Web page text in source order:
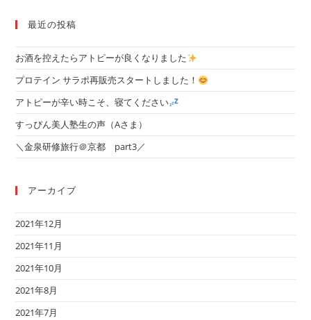
最近の投稿
お酒を控えたらアトピーが良くなりました
プロテイン サラポ再販売スタートしました！
アトピーが辛い時こそ、寝てください
すっぴん美人塾生の声（Aさま）
＼金泉研修旅行＠京都 part3／
アーカイブ
2021年12月
2021年11月
2021年10月
2021年8月
2021年7月